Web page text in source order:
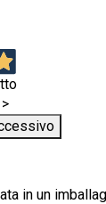
in un